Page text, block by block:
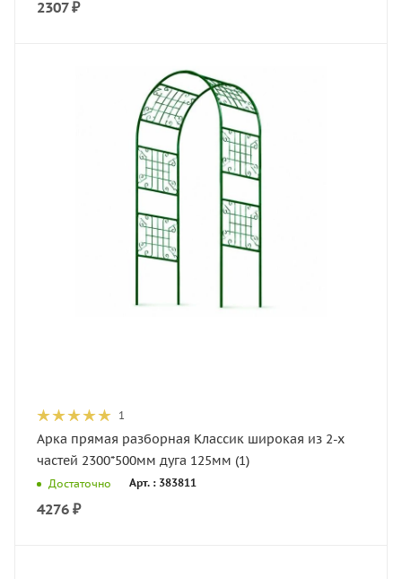
2307₽
1
Арка прямая разборная Классик широкая из 2-х
частей 2300*500мм дуга 125мм (1)
Достаточно Арт. : 383811
4276 ₽